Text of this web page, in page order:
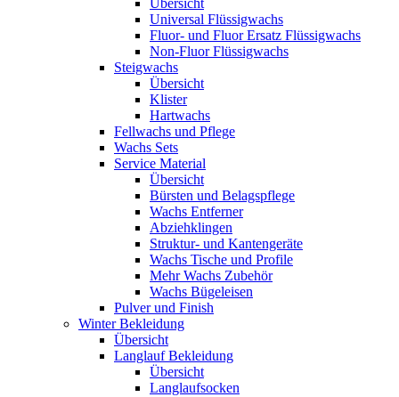
Übersicht
Universal Flüssigwachs
Fluor- und Fluor Ersatz Flüssigwachs
Non-Fluor Flüssigwachs
Steigwachs
Übersicht
Klister
Hartwachs
Fellwachs und Pflege
Wachs Sets
Service Material
Übersicht
Bürsten und Belagspflege
Wachs Entferner
Abziehklingen
Struktur- und Kantengeräte
Wachs Tische und Profile
Mehr Wachs Zubehör
Wachs Bügeleisen
Pulver und Finish
Winter Bekleidung
Übersicht
Langlauf Bekleidung
Übersicht
Langlaufsocken